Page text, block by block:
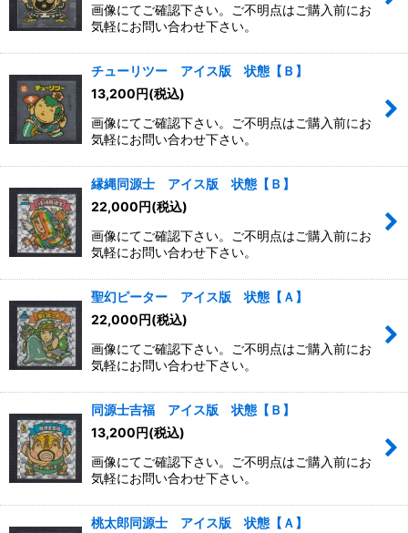
画像にてご確認下さい。ご不明点はご購入前にお
気軽にお問い合わせ下さい。
チューリツー アイス版 状態【Ｂ】
13,200円(税込)
画像にてご確認下さい。ご不明点はご購入前にお
気軽にお問い合わせ下さい。
縁縄同源士 アイス版 状態【Ｂ】
22,000円(税込)
画像にてご確認下さい。ご不明点はご購入前にお
気軽にお問い合わせ下さい。
聖幻ピーター アイス版 状態【Ａ】
22,000円(税込)
画像にてご確認下さい。ご不明点はご購入前にお
気軽にお問い合わせ下さい。
同源士吉福 アイス版 状態【Ｂ】
13,200円(税込)
画像にてご確認下さい。ご不明点はご購入前にお
気軽にお問い合わせ下さい。
桃太郎同源士 アイス版 状態【Ａ】